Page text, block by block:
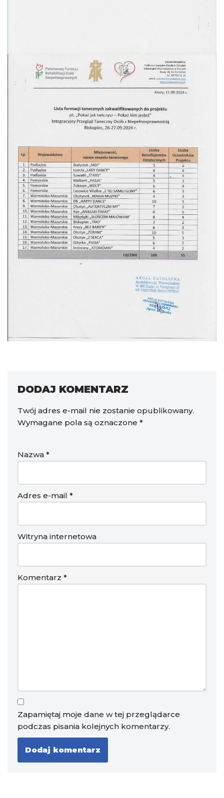
DODAJ KOMENTARZ
Twój adres e-mail nie zostanie opublikowany.
Wymagane pola są oznaczone *
Nazwa *
Adres e-mail *
Witryna internetowa
Komentarz *
Zapamiętaj moje dane w tej przeglądarce
podczas pisania kolejnych komentarzy.